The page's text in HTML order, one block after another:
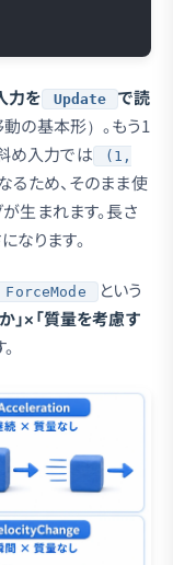
力を Update
で読
の基本形）。もう1
め入力では
(1,
るため、そのまま使
生まれます。長さ
なります。
ForceMode
という
」×「質量を考慮す